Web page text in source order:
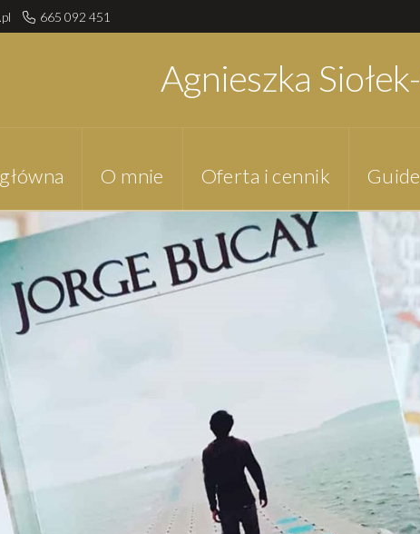
665 092 451
Agnieszka
O mnie Oferta i cennik